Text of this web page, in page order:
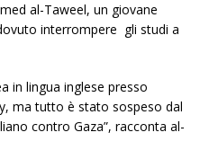
al-Taweel, un giovane
interrompere gli studi a
in lingua inglese presso
ma tutto è stato sospeso dal
contro Gaza”, racconta al-